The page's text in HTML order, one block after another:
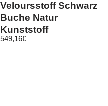
Veloursstoff Schwarz
Buche Natur
Kunststoff
549,16€